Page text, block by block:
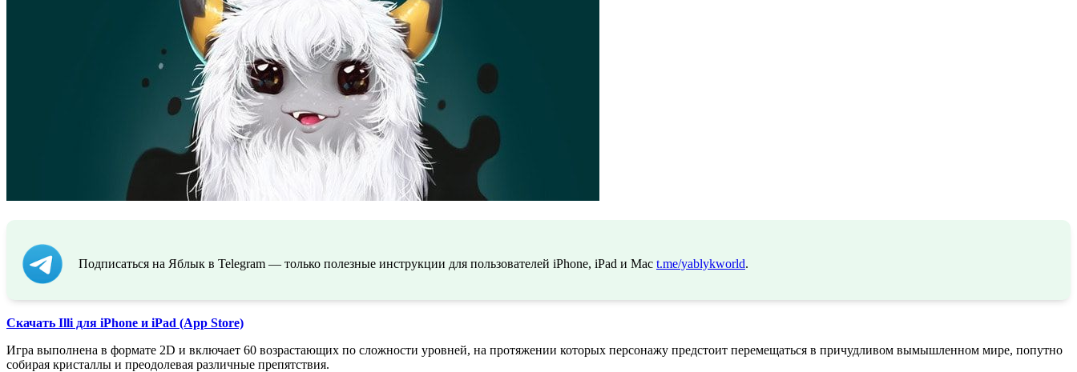
Подписаться на Яблык в Telegram — только полезные инструкции для пользователей iPhone, iPad и Mac t.me/yablykworld.
Скачать Illi для iPhone и iPad (App Store)
Игра выполнена в формате 2D и включает 60 возрастающих по сложности уровней, на протяжении которых персонажу предстоит перемещаться в причудливом вымышленном мире, попутно
собирая кристаллы и преодолевая различные препятствия.